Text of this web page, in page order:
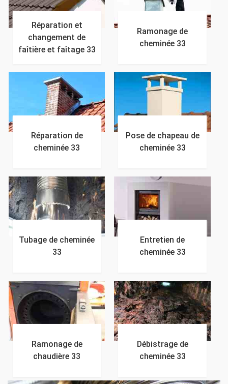
Réparation et
changement de
faîtière et faîtage 33
Ramonage de
cheminée 33
Réparation de
cheminée 33
Pose de chapeau de
cheminée 33
Tubage de cheminée
33
Entretien de
cheminée 33
Ramonage de
chaudière 33
Débistrage de
cheminée 33